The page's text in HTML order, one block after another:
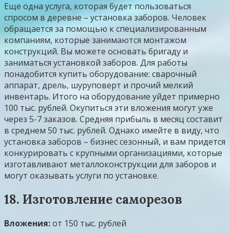
Еще одна услуга, которая будет пользоваться
спросом в деревне – установка заборов. Человек
обращается за помощью к специализированным
компаниям, которые занимаются монтажом
конструкций. Вы можете основать бригаду и
заниматься установкой заборов. Для работы
понадобится купить оборудование: сварочный
аппарат, дрель, шуруповерт и прочий мелкий
инвентарь. Итого на оборудование уйдет примерно
100 тыс. рублей. Окупиться эти вложения могут уже
через 5-7 заказов. Средняя прибыль в месяц составит
в среднем 50 тыс. рублей. Однако имейте в виду, что
установка заборов – бизнес сезонный, и вам придется
конкурировать с крупными организациями, которые
изготавливают металлоконструкции для заборов и
могут оказывать услуги по установке.
18. Изготовление саморезов
Вложения:от 150 тыс. рублей